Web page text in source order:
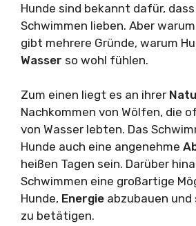
Hunde sind bekannt dafür,
Schwimmen lieben. Aber
gibt mehrere Gründe, warum
Wasser so wohl fühlen.
Zum einen liegt es an ihrer
Nachkommen von Wölfen, die
von Wasser lebten. Das
Hunde auch eine angenehme
heißen Tagen sein. Darüber
Schwimmen eine großartige
Hunde, Energie abzubauen und
zu betätigen.